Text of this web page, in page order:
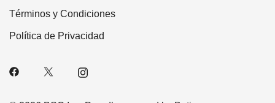
Términos y Condiciones
Política de Privacidad